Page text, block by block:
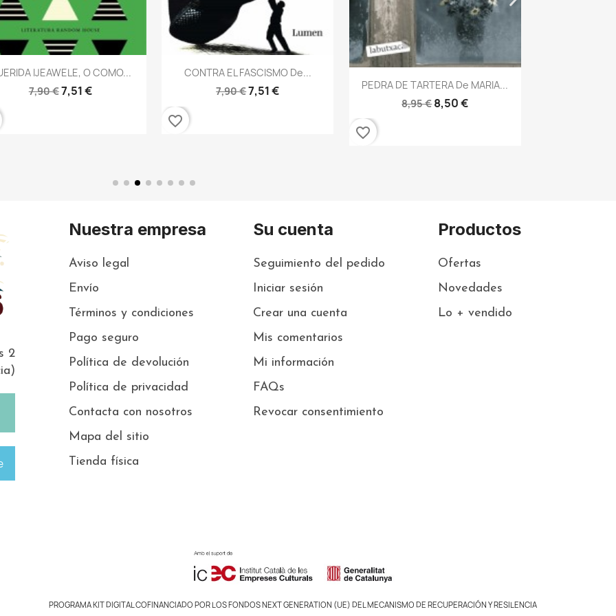
Vista rápida
EL FASCISMO De...
7,90 €7,51 €
Vista rápida
PEDRA DE TARTERA De MARIA...
favorite_border
8,95 €
8,50 €
favorite_border
2
Nuestra empresa
Aviso legal
Envío
Términos y condiciones
Pago seguro
Política de devolución
Política de privacidad
Contacta con nosotros
Mapa del sitio
Tienda física
Su cuenta
Seguimiento del pedido
Iniciar sesión
Crear una cuenta
Mis comentarios
Mi información
FAQs
Revocar consentimiento
Productos
Ofertas
Novedades
Lo + vendido
PROGRAMA KIT DIGITAL COFINANCIADO POR LOS FONDOS NEXT GENERATION (UE) DEL MECANISMO DE RECUPERACIÓN Y RESILENCIA